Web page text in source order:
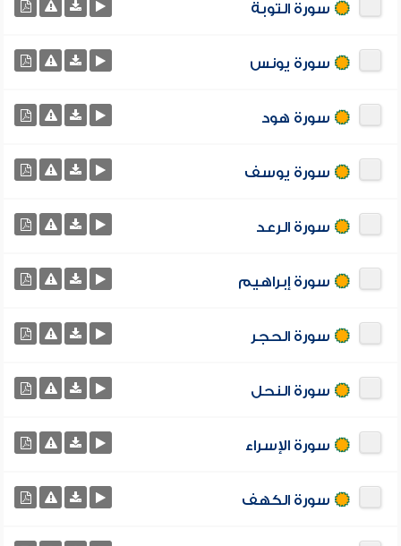
سورة التوبة
سورة يونس
سورة هود
سورة يوسف
سورة الرعد
سورة إبراهيم
سورة الحجر
سورة النحل
سورة الإسراء
سورة الكهف